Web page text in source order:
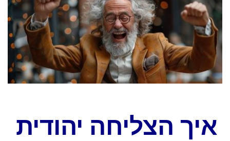
איך הצליחה יהודית